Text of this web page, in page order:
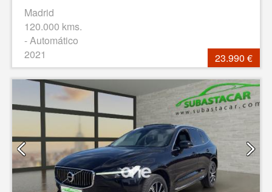
Madrid
120.000 kms.
- Automático
2021
23.990 €